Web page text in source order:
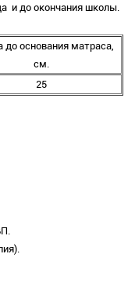
и до окончания школы.
до основания матраса,
см.
25